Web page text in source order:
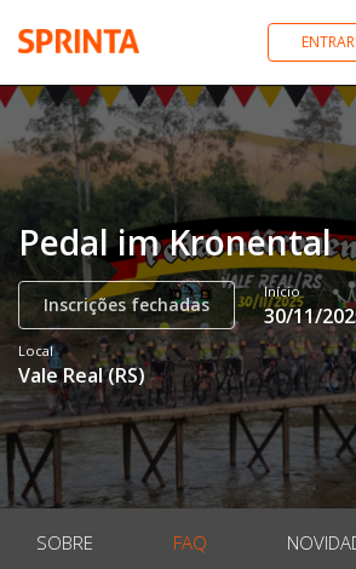
ENTRAR
Pedal im Kronental
Inscrições fechadas
Início
30/11/
Local
Vale Real(RS)
SOBRE FAQ